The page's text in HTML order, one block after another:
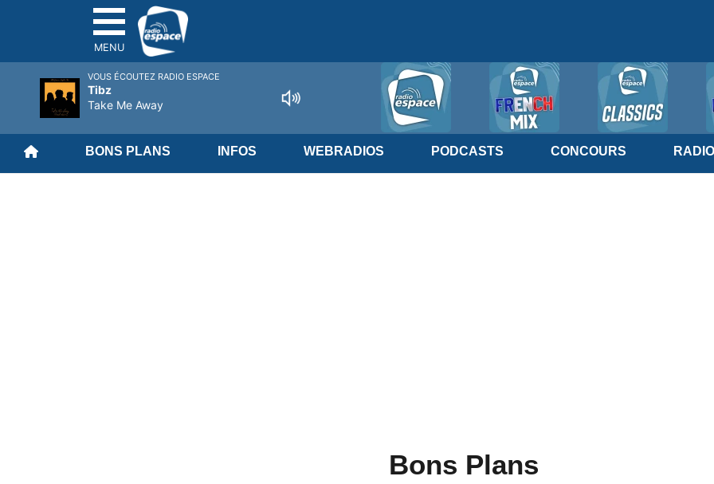
MENU
BONS PLANS INFOS WEBRADIOS PODCASTS CONCOURS RADIO
Bons Plans
VOUS ÉCOUTEZ RADIO ESPACE
Tibz
Take Me Away